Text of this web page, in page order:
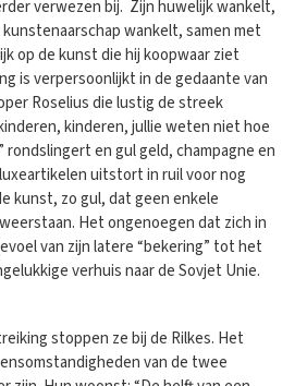
verwezen bij. Zijn huwelijk wankelt,
wankelt, samen met
op de kunst die hij koopwaar ziet
is verpersoonlijkt in de gedaante van
Roselius die lustig de streek
kinderen, jullie weten niet hoe
rondslingert en gul geld, champagne en
uitstort in ruil voor nog
kunst, zo gul, dat geen enkele
Het ongenoegen dat zich in
van zijn latere “bekering” tot het
verhuis naar de Sovjet Unie.
stoppen ze bij de Rilkes. Het
van de twee